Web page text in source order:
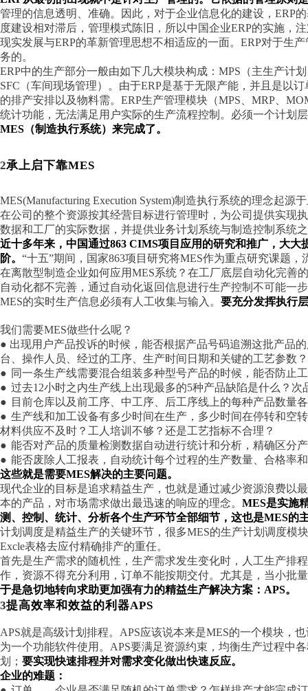
管理的信息透明、准确。因此，对于企业信息化的建设， ERP
度建设相对滞后，管理模式陈旧，所以中国企业ERP的实施，
现实发展与ERP的革新管理思想不相适应的一面。ERP对于生
务的。
ERP中的生产部分一般由如下几大模块构成：MPS（主生产计
SFC（车间现场管理）。由于ERP是基于无限产能，并且是以
的排产安排以及物料需。ERP生产管理模块（MPS、MRP、
统计功能，无法满足用户实际的生产流程控制。必须一个计划
MES（制造执行系统）来完成了。
2承上启下靠MES
MES(Manufacturing Execution System)制造执行系统的理念起
在公司的整个资源按其经营目标进行管理时，为公司提供实现
数据和工厂的实际数据，并提供业务计划系统与制造控制系统
近十多年来，中国通过863 CIMS项目应用的研究和推广，大
阶。 “十五”期间，国家863项目研究将MES作为重点研究课题
在离散型制造企业如何应用MES系统？在工厂底层自动化完善
自动化都不完善，通过自动化返回信息进行生产控制不可能一
MES的实时生产信息必须有人工收集与输入。 要充分发挥执行层
我们需要MES做些什么呢？
● 出现用户产品投诉的时候，能否根据产品号码追溯这批产品
台、操作人员、经过的工序、生产时间日期和关键的工艺参数？
● 同一条生产线需要混合组装多种型号产品的时候，能否防止
● 过去12小时之内生产线上出现最多的5种产品缺陷是什么？次
● 目前仓库以及前工序、中工序、后工序线上的每种产品数量
● 生产线和加工设备有多少时间在生产，多少时间在停转和空
材料供应不及时？工人培训不够？还是工艺指标不合理？
● 能否对产品的质量检测数据自动进行统计和分析，精确区分
● 能否废除人工报表，自动统计每个过程的生产数量、合格率
这些就是需要MES解决的主要问题。
现代企业的目标是追求精益生产，也就是通过减少资源浪费以
本的产品，对市场需求做出最迅速的响应的理念。 MES是实施
测、控制、统计、分析各个生产环节全部细节，这也是MES的
计划调度是精益生产的关键环节，很多MES的生产计划调度模
Excle表格去应付精确排产的重任。
首先是生产需求的随机性，生产需求发生变化时，人工生产排
作，资源不得充分利用，订单不能按期交付。尤其是，当小批
于是急切地转向求助更加强有力的精益生产解决方案： APS。
3提高效率和效益的利器APS
APS就是高级计划排程。APS应该说本来是MES的一个模块，
为一个功能软件使用。APS要满足资源约束，均衡生产过程中
划； 要实现快速排程并对需求变化做出快速反应。
企业的难题：